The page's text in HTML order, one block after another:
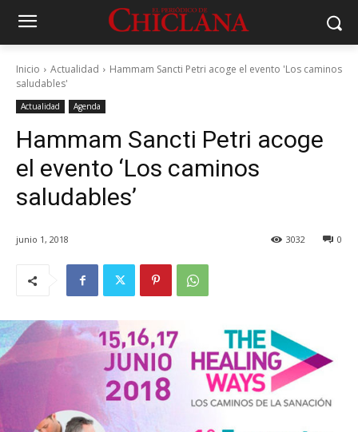
Inicio Actualidad
Hammam Sancti Petri acoge el evento 'Los caminos
saludables'
Actualidad Agenda
Hammam Sancti Petri acoge
el evento ‘Los caminos
saludables’
junio 1, 2018 0
3032